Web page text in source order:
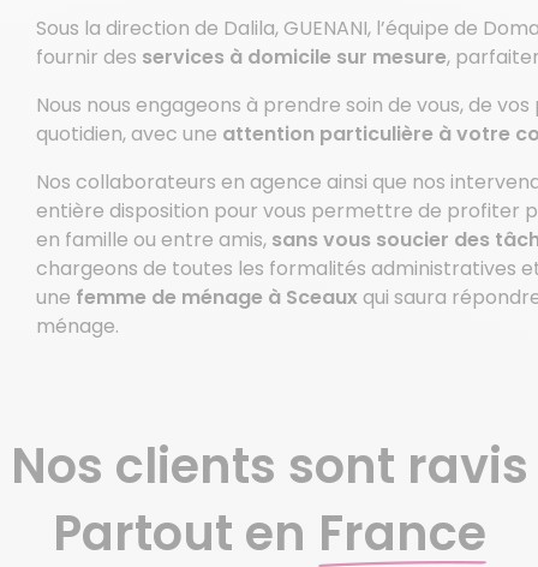
Sous la direction de Dalila, GUENANI, l’équipe de
fournir des services à domicile sur mesure,
Nous nous engageons à prendre soin de vous, de
quotidien, avec une attention particulière à votre
Nos collaborateurs en agence ainsi que nos
entière disposition pour vous permettre de profiter
en famille ou entre amis, sans vous soucier des
chargeons de toutes les formalités administratives
une femme de ménage à Sceaux qui saura
ménage.
Nos clients sont ravis
Partout en France